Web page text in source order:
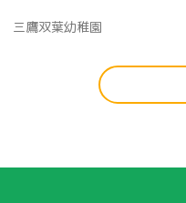
三鷹双葉幼稚園